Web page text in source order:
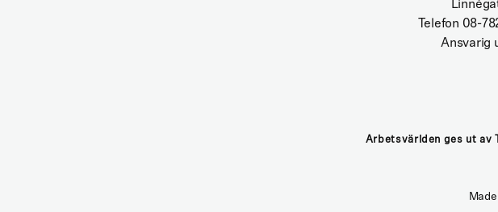
Telefon 08-
Ansvarig
Arbetsvärlden ges ut av